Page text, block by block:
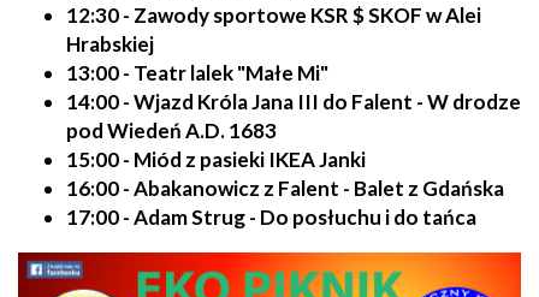
12:30 - Zawody sportowe KSR $ SKOF w Alei
Hrabskiej
13:00 - Teatr lalek "Małe Mi"
14:00 - Wjazd Króla Jana III do Falent - W drodze
pod Wiedeń A.D. 1683
15:00 - Miód z pasieki IKEA Janki
16:00 - Abakanowicz z Falent - Balet z Gdańska
17:00 - Adam Strug - Do posłuchu i do tańca